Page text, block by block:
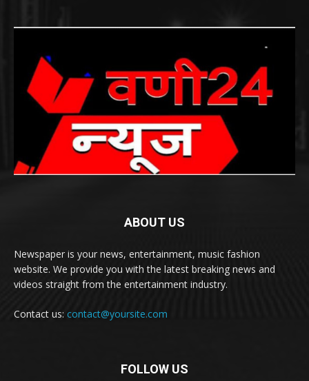
ABOUT US
Newspaper is your news, entertainment, music fashion
website. We provide you with the latest breaking news and
videos straight from the entertainment industry.
Contact us: contact@yoursite.com
FOLLOW US